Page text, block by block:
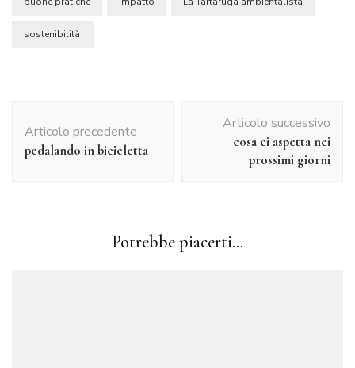
sostenibilità
articolo
Articolo precedente
pedalando in bicicletta
Articolo successivo
cosa ci aspetta nei
prossimi giorni
Potrebbe piacerti...